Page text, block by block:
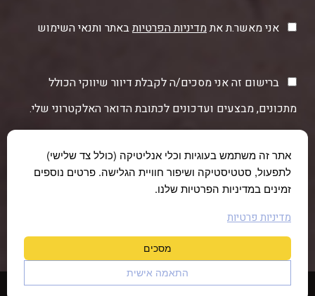
אני מאשר.ת אתמדיניות הפרטיותבאתר ותנאי השימוש
ברישום זה אני מסכים/ה לקבלת דיוור שיווקי הכולל
מתכונים, מבצעים ועדכונים לכתובת הדואר האלקטרוני שלי.
© כל הזכויות שמורות לחוות תקוע 2026 | הצהרת נגישות|מדיניות פרטיות
אתר זה משתמש בעוגיות וכלי אנליטיקה (כולל צד שלישי)
לתפעול, סטטיסטיקה ושיפור חוויית הגלישה. פרטים נוספים
זמינים במדיניות הפרטיות שלנו.
מדיניות פרטיות
מסכים
התאמה אישית